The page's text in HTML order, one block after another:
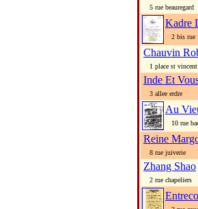
5 rue beauregard
Kadre
2 bis rue
Chauvin
1 place st vincent
Inde Et
3 allee erdre
Au
10 rue
Reine
8 rue juiverie
Zhang Shao
2 rue chapeliers